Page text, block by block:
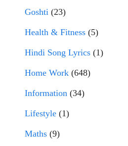
Goshti (23)
Health & Fitness (5)
Hindi Song Lyrics (1)
Home Work (648)
Information (34)
Lifestyle (1)
Maths (9)